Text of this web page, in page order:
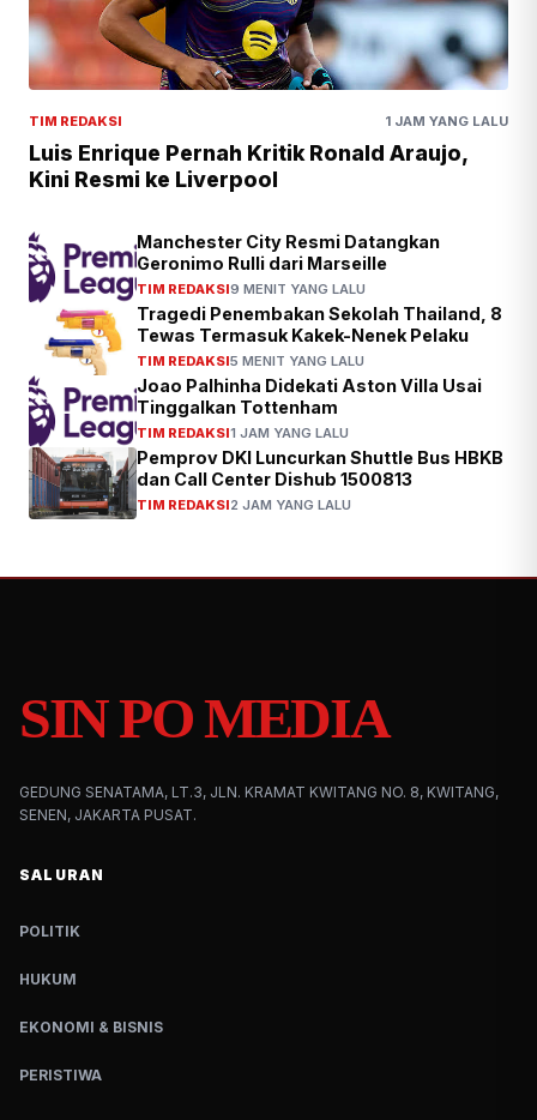
TIM REDAKSI 1 JAM YANG LALU
Luis Enrique Pernah Kritik Ronald Araujo,
Kini Resmi ke Liverpool
Manchester City Resmi Datangkan
Geronimo Rulli dari Marseille
TIM REDAKSI9 MENIT YANG LALU
Tragedi Penembakan Sekolah Thailand, 8
Tewas Termasuk Kakek-Nenek Pelaku
TIM REDAKSI5 MENIT YANG LALU
Joao Palhinha Didekati Aston Villa Usai
Tinggalkan Tottenham
TIM REDAKSI1 JAM YANG LALU
Pemprov DKI Luncurkan Shuttle Bus HBKB
dan Call Center Dishub 1500813
TIM REDAKSI2 JAM YANG LALU
SIN PO MEDIA
GEDUNG SENATAMA, LT.3, JLN. KRAMAT KWITANG NO. 8, KWITANG,
SENEN, JAKARTA PUSAT.
SALURAN
POLITIK
HUKUM
EKONOMI & BISNIS
PERISTIWA